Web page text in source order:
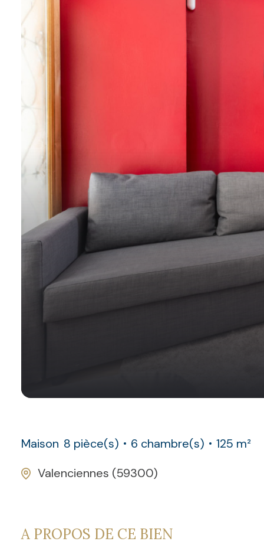
NOS
AVIS
CLIENTS
Maison 8 pièce(s) 6 chambre(s)
125 m²
Valenciennes (59300)
A PROPOS DE CE BIEN